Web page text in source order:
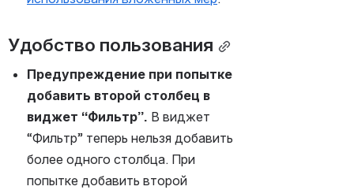
Удобство пользования
Предупреждение при попытке
добавить второй столбец в
виджет “Фильтр”. В виджет
“Фильтр” теперь нельзя добавить
более одного столбца. При
попытке добавить второй